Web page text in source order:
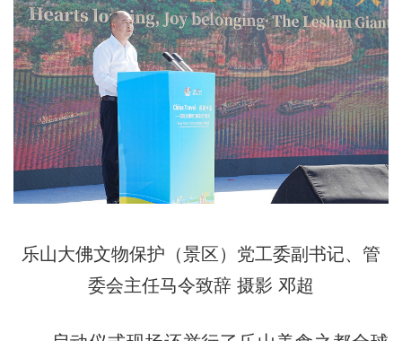
乐山大佛文物保护（景区）党工委副书记、管
委会主任马令致辞 摄影 邓超